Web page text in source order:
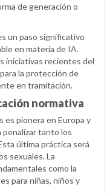
de generación o
un paso significativo
en materia de IA.
iniciativas recientes del
la protección de
en tramitación.
normativa
es pionera en Europa y
penalizar tanto los
última práctica será
sexuales. La
como la
para niñas, niños y